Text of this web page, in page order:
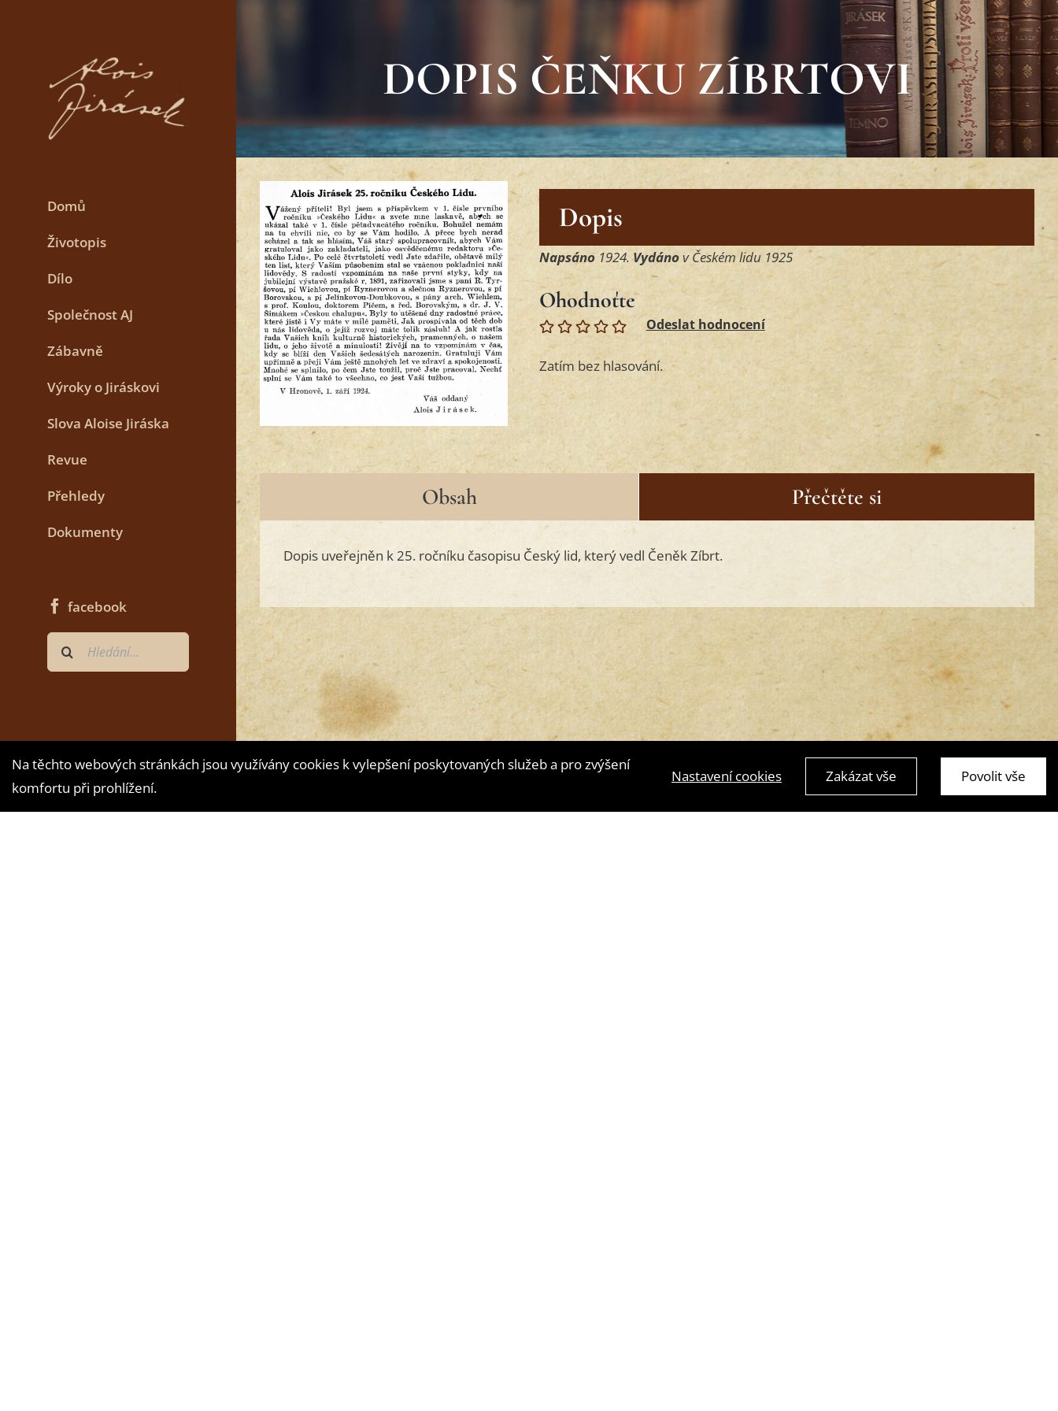
Domů
Životopis
Dílo
Společnost AJ
Zábavně
Výroky o Jiráskovi
Slova Aloise Jiráska
Revue
Přehledy
Dokumenty
facebook
Hledat
...
DOPIS ČEŇKU ZÍBRTOVI
Dopis
Napsáno1924.Vydánov Českém lidu 1925
Ohodnoťte
Zatím bez hlasování.
Obsah Přečtěte si
Dopis uveřejněn k 25. ročníku časopisu Český lid, který vedl Čeněk Zíbrt.
Na těchto webových stránkách jsou využívány cookies k vylepšení poskytovaných služeb a pro zvýšení
komfortu při prohlížení.
Nastavení cookies Zakázat vše Povolit vše